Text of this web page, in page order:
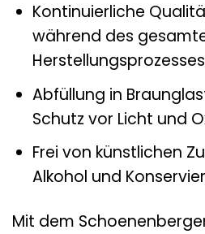
Kontinuierliche
während des
Herstellungsprozesses
Abfüllung in
Schutz vor Licht und
Frei von künstlichen
Alkohol und
Mit dem